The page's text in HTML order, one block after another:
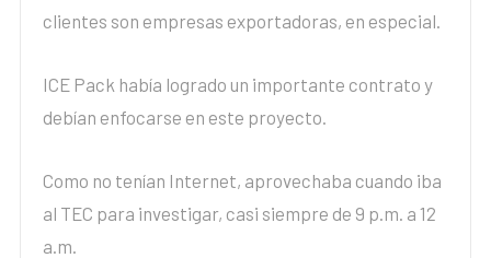
clientes son empresas exportadoras, en especial.
ICE Pack había logrado un importante contrato y
debían enfocarse en este proyecto.
Como no tenían Internet, aprovechaba cuando iba
al TEC para investigar, casi siempre de 9 p.m. a 12
a.m.